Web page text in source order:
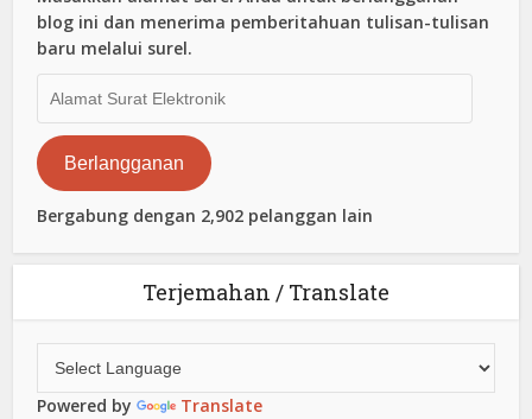
blog ini dan menerima pemberitahuan tulisan-tulisan
baru melalui surel.
Surat
Elektronik
Berlangganan
Bergabung dengan 2,902 pelanggan lain
Terjemahan / Translate
Powered by Translate